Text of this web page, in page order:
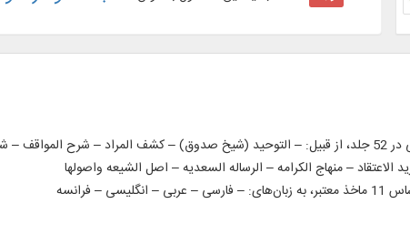
متن کامل 31 عنوان کتاب کلامی در 52 جلد، از قبیل: – التوحید (شیخ صدوق) – كشف المراد –
– منهاج الکرامه – الرساله السعدیه – اصل الشیعه واصولها
– فرانسه